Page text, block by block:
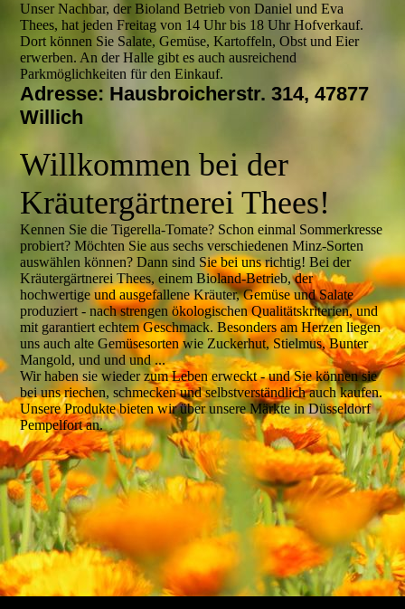
Unser Nachbar, der Bioland Betrieb von Daniel und Eva
Thees, hat jeden Freitag von 14 Uhr bis 18 Uhr Hofverkauf.
Dort können Sie Salate, Gemüse, Kartoffeln, Obst und Eier
erwerben. An der Halle gibt es auch ausreichend
Parkmöglichkeiten für den Einkauf.
Adresse: Hausbroicherstr. 314, 47877
Willich
Willkommen bei der
Kräutergärtnerei Thees!
Kennen Sie die Tigerella-Tomate? Schon einmal Sommerkresse
probiert? Möchten Sie aus sechs verschiedenen Minz-Sorten
auswählen können? Dann sind Sie bei uns richtig! Bei der
Kräutergärtnerei Thees, einem Bioland-Betrieb, der
hochwertige und ausgefallene Kräuter, Gemüse und Salate
produziert - nach strengen ökologischen Qualitätskriterien, und
mit garantiert echtem Geschmack. Besonders am Herzen liegen
uns auch alte Gemüsesorten wie Zuckerhut, Stielmus, Bunter
Mangold, und und und ...
Wir haben sie wieder zum Leben erweckt - und Sie können sie
bei uns riechen, schmecken und selbstverständlich auch kaufen.
Unsere Produkte bieten wir über unsere Märkte in Düsseldorf
Pempelfort an.